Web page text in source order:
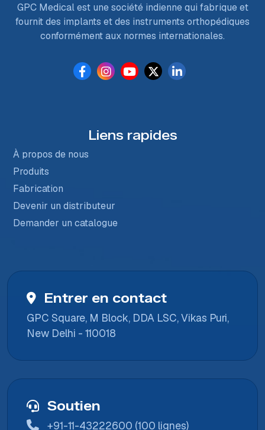
GPC Medical est une société indienne qui fabrique et
fournit des implants et des instruments orthopédiques
conformément aux normes internationales.
Liens rapides
À propos de nous
Produits
Fabrication
Devenir un distributeur
Demander un catalogue
Entrer en contact
GPC Square, M Block, DDA LSC, Vikas Puri,
New Delhi - 110018
Soutien
+91-11-43222600 (100 lignes)